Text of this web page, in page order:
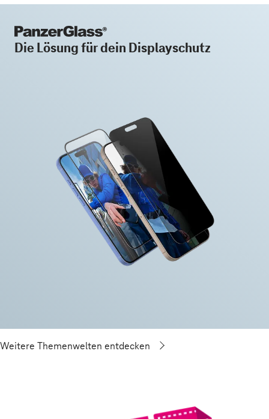
Die Lösung für dein Displayschutz
Weitere Themenwelten entdecken